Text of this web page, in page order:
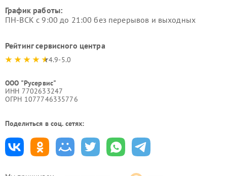
График работы:
ПН-ВСК с 9:00 до 21:00 без перерывов и выходных
Рейтинг сервисного центра
4.9-5.0
ООО "Русервис"
ИНН 7702633247
ОГРН 1077746335776
Поделиться в соц. сетях: